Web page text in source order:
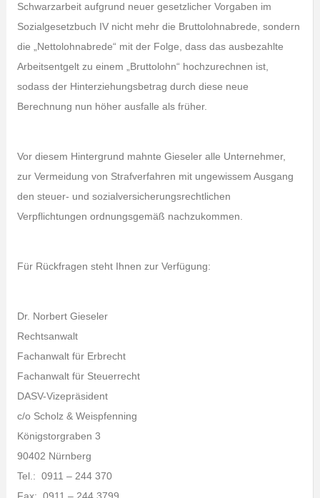
Schwarzarbeit aufgrund neuer gesetzlicher Vorgaben im
Sozialgesetzbuch IV nicht mehr die Bruttolohnabrede, sondern
die „Nettolohnabrede“ mit der Folge, dass das ausbezahlte
Arbeitsentgelt zu einem „Bruttolohn“ hochzurechnen ist,
sodass der Hinterziehungsbetrag durch diese neue
Berechnung nun höher ausfalle als früher.
Vor diesem Hintergrund mahnte Gieseler alle Unternehmer,
zur Vermeidung von Strafverfahren mit ungewissem Ausgang
den steuer- und sozialversicherungsrechtlichen
Verpflichtungen ordnungsgemäß nachzukommen.
Für Rückfragen steht Ihnen zur Verfügung:
Dr. Norbert Gieseler
Rechtsanwalt
Fachanwalt für Erbrecht
Fachanwalt für Steuerrecht
DASV-Vizepräsident
c/o Scholz & Weispfenning
Königstorgraben 3
90402 Nürnberg
Tel.: 0911 – 244 370